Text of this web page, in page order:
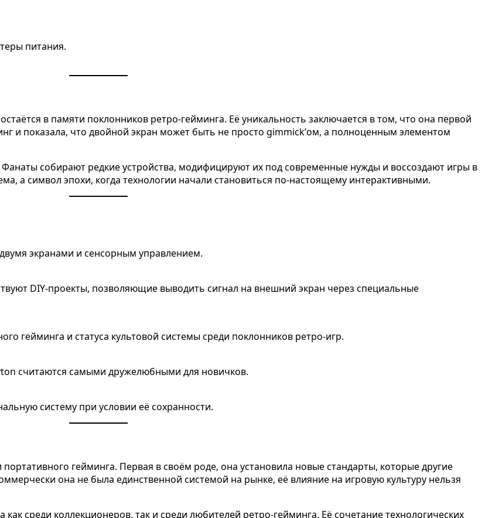
питания.
в памяти поклонников ретро-гейминга. Её уникальность заключается в том, что она первой
и показала, что двойной экран может быть не просто gimmick’ом, а полноценным элементом
Фанаты собирают редкие устройства, модифицируют их под современные нужды и воссоздают игры в
а символ эпохи, когда технологии начали становиться по-настоящему интерактивными.
экранами и сенсорным управлением.
DIY-проекты, позволяющие выводить сигнал на внешний экран через специальные
гейминга и статуса культовой системы среди поклонников ретро-игр.
считаются самыми дружелюбными для новичков.
систему при условии её сохранности.
гейминга. Первая в своём роде, она установила новые стандарты, которые другие
она не была единственной системой на рынке, её влияние на игровую культуру нельзя
среди коллекционеров, так и среди любителей ретро-гейминга. Её сочетание технологических